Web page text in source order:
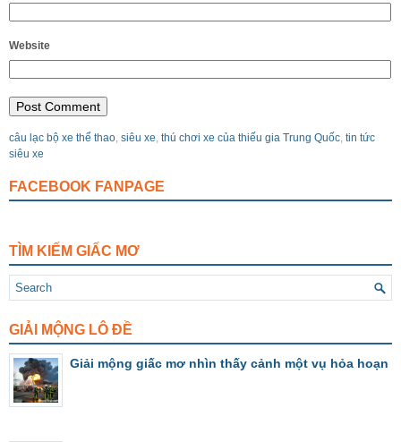
Website
câu lạc bộ xe thể thao, siêu xe, thú chơi xe của thiếu gia Trung Quốc, tin tức
siêu xe
FACEBOOK FANPAGE
TÌM KIẾM GIẤC MƠ
GIẢI MỘNG LÔ ĐỀ
Giải mộng giấc mơ nhìn thấy cảnh một vụ hỏa hoạn